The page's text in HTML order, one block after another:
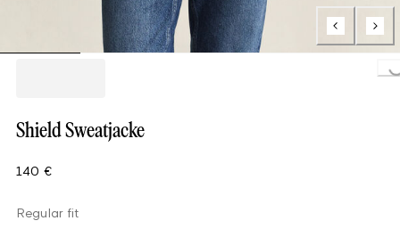
Loading...
Shield Sweatjacke
140 €
Regular fit